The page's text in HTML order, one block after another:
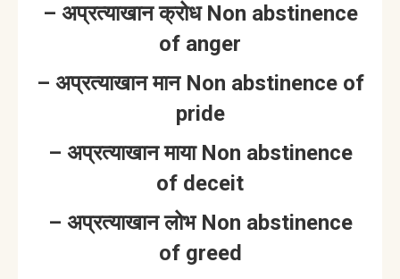
– अप्रत्याखान क्रोध Non abstinence
of anger
– अप्रत्याखान मान Non abstinence of
pride
– अप्रत्याखान माया Non abstinence
of deceit
– अप्रत्याखान लोभ Non abstinence
of greed